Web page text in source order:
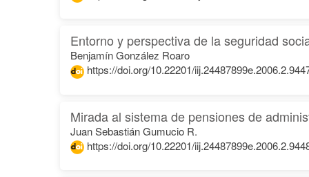
Entorno y perspectiva de la seguridad
Benjamín González Roaro
https://doi.org/10.22201/
Mirada al sistema de pensiones de
Juan Sebastián Gumucio R.
https://doi.org/10.22201/